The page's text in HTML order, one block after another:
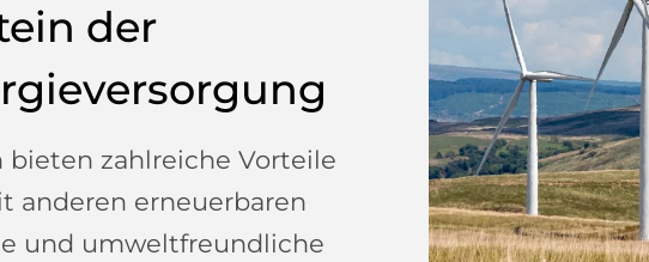
der
zahlreiche Vorteile
anderen erneuerbaren
und umweltfreundliche